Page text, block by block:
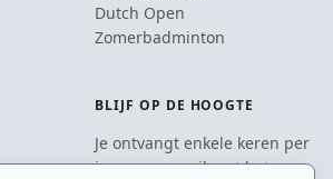
Dutch Open
Zomerbadminton
BLIJF OP DE HOOGTE
Je ontvangt enkele keren per
jaar een e-mail met het